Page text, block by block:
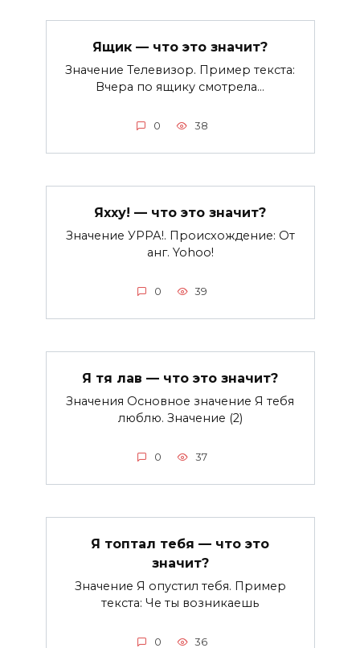
Ящик — что это значит?
Значение Телевизор. Пример текста:
Вчера по ящику смотрела…
0 38
Яхху! — что это значит?
Значение УРРА!. Происхождение: От
анг. Yohoo!
0 39
Я тя лав — что это значит?
Значения Основное значение Я тебя
люблю. Значение (2)
0 37
Я топтал тебя — что это
значит?
Значение Я опустил тебя. Пример
текста: Че ты возникаешь
0 36